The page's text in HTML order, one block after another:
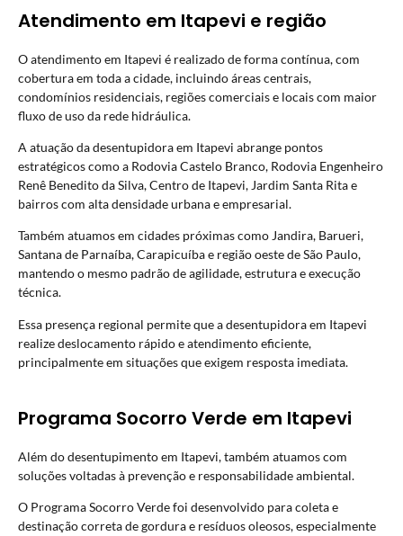
Atendimento em Itapevi e região
O atendimento em Itapevi é realizado de forma contínua, com
cobertura em toda a cidade, incluindo áreas centrais,
condomínios residenciais, regiões comerciais e locais com maior
fluxo de uso da rede hidráulica.
A atuação da desentupidora em Itapevi abrange pontos
estratégicos como a Rodovia Castelo Branco, Rodovia Engenheiro
Renê Benedito da Silva, Centro de Itapevi, Jardim Santa Rita e
bairros com alta densidade urbana e empresarial.
Também atuamos em cidades próximas como Jandira, Barueri,
Santana de Parnaíba, Carapicuíba e região oeste de São Paulo,
mantendo o mesmo padrão de agilidade, estrutura e execução
técnica.
Essa presença regional permite que a desentupidora em Itapevi
realize deslocamento rápido e atendimento eficiente,
principalmente em situações que exigem resposta imediata.
Programa Socorro Verde em Itapevi
Além do desentupimento em Itapevi, também atuamos com
soluções voltadas à prevenção e responsabilidade ambiental.
O Programa Socorro Verde foi desenvolvido para coleta e
destinação correta de gordura e resíduos oleosos, especialmente